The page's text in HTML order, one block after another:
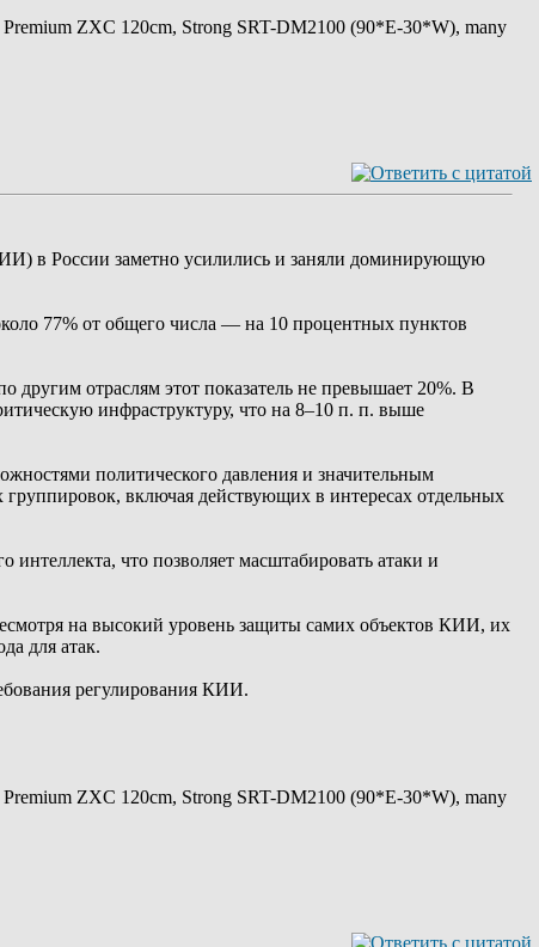
ZXC 120cm, Strong SRT-DM2100 (90*E-30*W), many
в России заметно усилились и заняли доминирующую
77% от общего числа — на 10 процентных пунктов
другим отраслям этот показатель не превышает 20%. В
инфраструктуру, что на 8–10 п. п. выше
политического давления и значительным
включая действующих в интересах отдельных
что позволяет масштабировать атаки и
на высокий уровень защиты самих объектов КИИ, их
для атак.
регулирования КИИ.
ZXC 120cm, Strong SRT-DM2100 (90*E-30*W), many